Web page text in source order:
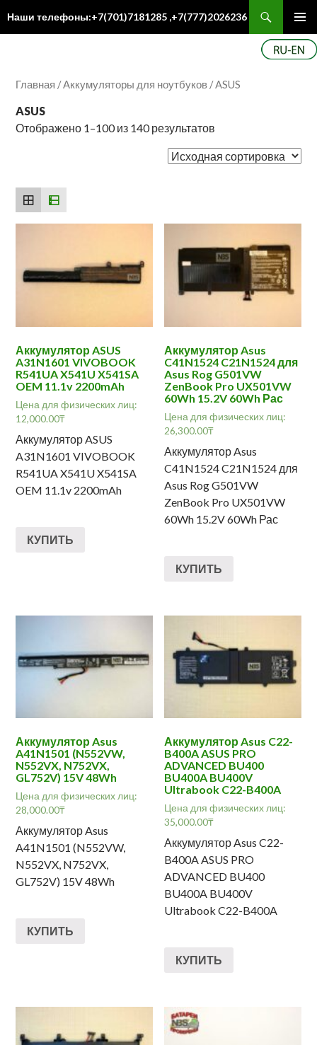
Наши телефоны:+7(701)7181285 ,+7(777)2026236
Главная /Аккумуляторы для ноутбуков / ASUS
ASUS
Отображено 1–100 из 140 результатов
Аккумулятор ASUS
A31N1601 VIVOBOOK
R541UA X541U X541SA
OEM 11.1v 2200mAh
Цена для физических лиц:
12,000.00₸
Аккумулятор ASUS
A31N1601 VIVOBOOK
R541UA X541U X541SA
OEM 11.1v 2200mAh
КУПИТЬ
Аккумулятор Asus
C41N1524 C21N1524 для
Asus Rog G501VW
ZenBook Pro UX501VW
60Wh 15.2V 60Wh Рас
Цена для физических лиц:
26,300.00₸
Аккумулятор Asus
C41N1524 C21N1524 для
Asus Rog G501VW
ZenBook Pro UX501VW
60Wh 15.2V 60Wh Рас
КУПИТЬ
Аккумулятор Asus
A41N1501 (N552VW,
N552VX, N752VX,
GL752V) 15V 48Wh
Цена для физических лиц:
28,000.00₸
Аккумулятор Asus
A41N1501 (N552VW,
N552VX, N752VX,
GL752V) 15V 48Wh
КУПИТЬ
Аккумулятор Asus C22-
B400A ASUS PRO
ADVANCED BU400
BU400A BU400V
Ultrabook C22-B400A
Цена для физических лиц:
35,000.00₸
Аккумулятор Asus C22-
B400A ASUS PRO
ADVANCED BU400
BU400A BU400V
Ultrabook C22-B400A
КУПИТЬ